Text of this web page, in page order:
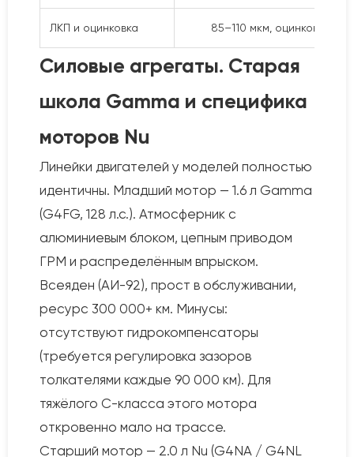
ЛКП и оцинковка 85–110 мкм, оцинковка
Силовые агрегаты. Старая
школа Gamma и специфика
моторов Nu
Линейки двигателей у моделей полностью
идентичны. Младший мотор — 1.6 л Gamma
(G4FG, 128 л.с.). Атмосферник с
алюминиевым блоком, цепным приводом
ГРМ и распределённым впрыском.
Всеяден (АИ-92), прост в обслуживании,
ресурс 300 000+ км. Минусы:
отсутствуют гидрокомпенсаторы
(требуется регулировка зазоров
толкателями каждые 90 000 км). Для
тяжёлого С-класса этого мотора
откровенно мало на трассе.
Старший мотор — 2.0 л Nu (G4NA / G4NL